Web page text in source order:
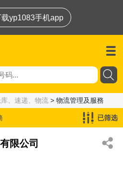
载yp1083手机app
、速递、物流 > 物流管理及服務
已筛选
限公司